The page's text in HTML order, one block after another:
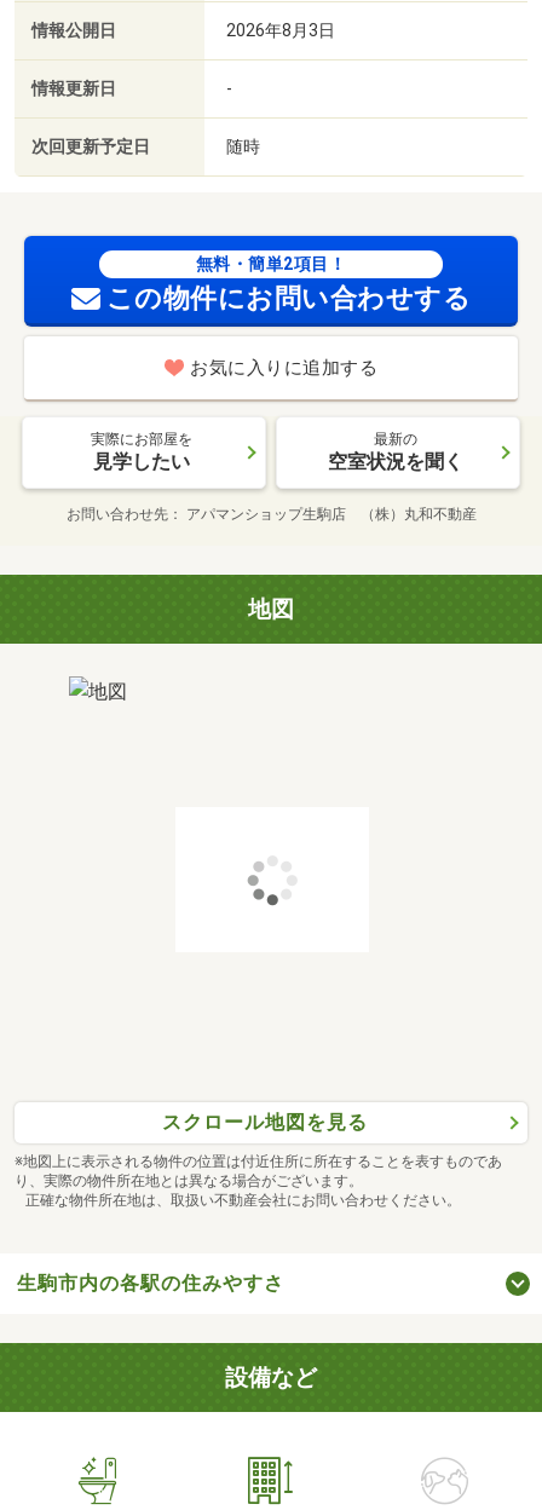
情報公開日 2026年8月3日
情報更新日 -
次回更新予定日 随時
無料・簡単2項目！
この物件にお問い合わせする
お気に入りに追加する
実際にお部屋を
見学したい
最新の
空室状況を聞く
お問い合わせ先 アパマンショップ生駒店 （株）丸和不動産
地図
スクロール地図を見る
※地図上に表示される物件の位置は付近住所に所在することを表すものであ
り、実際の物件所在地とは異なる場合がございます。
正確な物件所在地は、取扱い不動産会社にお問い合わせください。
生駒市内の各駅の住みやすさ
設備など